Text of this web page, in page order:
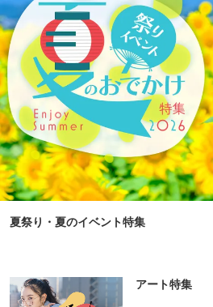
夏祭り・夏のイベント特集
アート特集